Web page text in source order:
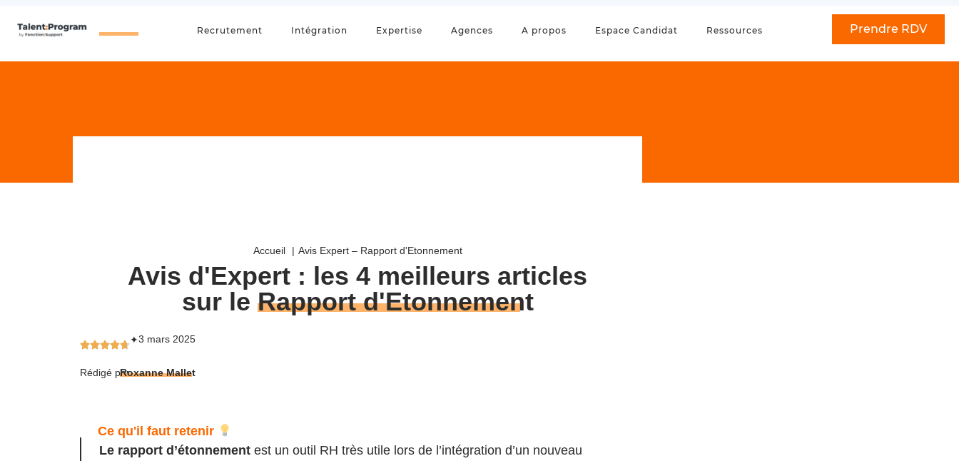
Prendre RDV
Recrutement Intégration Expertise Agences A propos Espace Candidat Ressources
Accueil Avis Expert – Rapport d'Etonnement
Avis d'Expert : les 4 meilleurs articles
sur le Rapport d'Etonnement
✦3 mars 2025
Rédigé parRoxanne Mallet
Ce qu'il faut retenir
Le rapport d’étonnement est un outil RH très utile lors de l’intégration d’un nouveau